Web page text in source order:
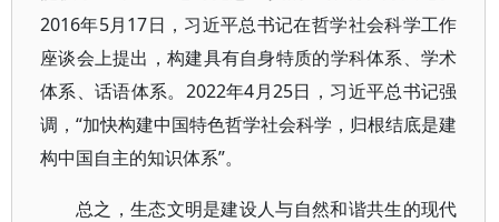
2016年5月17日，习近平总书记在哲学社会科学工作
座谈会上提出，构建具有自身特质的学科体系、学术
体系、话语体系。2022年4月25日，习近平总书记强
调，“加快构建中国特色哲学社会科学，归根结底是建
构中国自主的知识体系”。
总之，生态文明是建设人与自然和谐共生的现代